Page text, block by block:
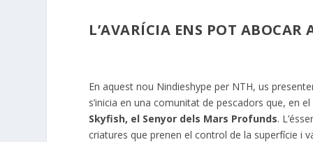
L’AVARÍCIA ENS POT ABOCAR
En aquest nou Nindieshype per NTH, us
s’inicia en una comunitat de pescadors que, en
Skyfish, el Senyor dels Mars Profunds.
criatures que prenen el control de la superfície i